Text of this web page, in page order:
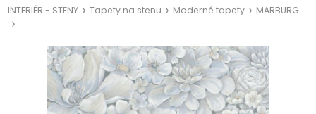
INTERIÉR - STENY Tapety na stenu Moderné tapety MARBURG